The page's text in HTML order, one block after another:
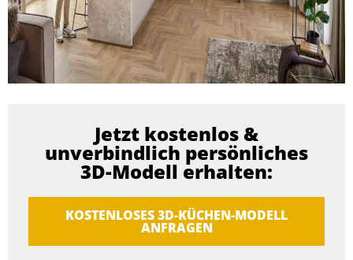
Jetzt kostenlos &
unverbindlich persönliches
3D-Modell erhalten:
KOSTENLOSES 3D-KÜCHEN-MODELL
ANFRAGEN